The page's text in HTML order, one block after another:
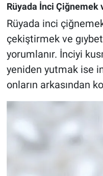
Rüyada İnci Çiğnemek
Rüyada inci
çekiştirmek ve
yorumlanır. İnciyi
yeniden yutmak ise
onların arkasından